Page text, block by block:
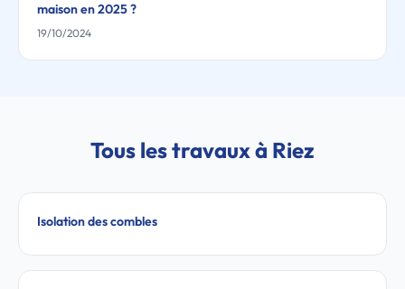
maison en 2025 ?
19/10/2024
Tous les travaux à Riez
Isolation des combles